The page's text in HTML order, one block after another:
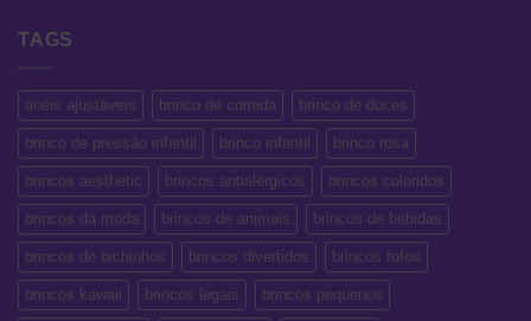
TAGS
anéis ajustáveis brinco de comida brinco de doces
brinco de pressão infantil brinco infantil brinco rosa
brincos aesthetic brincos antialérgicos brincos coloridos
brincos da moda brincos de animais brincos de bebidas
brincos de bichinhos brincos divertidos brincos fofos
brincos kawaii brincos legais brincos pequenos